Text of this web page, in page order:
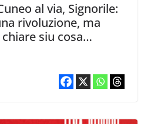
al via, Signorile:
rivoluzione, ma
siu cosa